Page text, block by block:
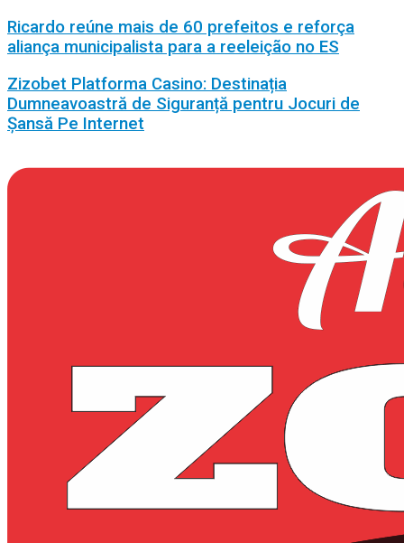
Ricardo reúne mais de 60 prefeitos e reforça
aliança municipalista para a reeleição no ES
Zizobet Platforma Casino: Destinația
Dumneavoastră de Siguranță pentru Jocuri de
Șansă Pe Internet